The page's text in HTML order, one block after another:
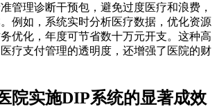
管理诊断干预包，避免过度医疗和浪费，
例如，系统实时分析医疗数据，优化资源
优化，年度可节省数十万元开支。这种高
疗支付管理的透明度，还增强了医院的财
院实施DIP系统的显著成效